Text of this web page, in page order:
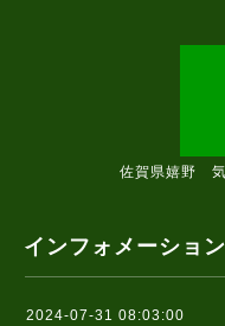
佐賀県嬉野 気
インフォメーション
2024-07-31 08:03:00